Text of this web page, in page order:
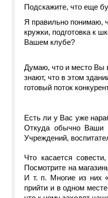
Подскажите, что еще
Я правильно понимаю,
кружки, подготовка к
Вашем клубе?
Думаю, что и место Вы
знают, что в этом
готовый поток
Есть ли у Вас уже
Откуда обычно Ваши
Учреждений,
Что касается
Посмотрите на
И т. п. Многие из них
прийти и в одном